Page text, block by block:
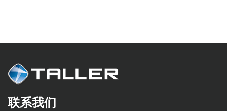
联系我们